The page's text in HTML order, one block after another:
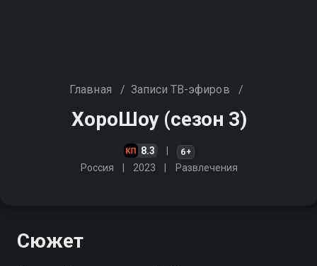
Главная / Записи ТВ-эфиров /
ХороШоу (сезон 3)
8.3 6+
Россия 2023 Развлечения
Сюжет